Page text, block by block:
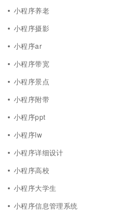
小程序养老
小程序摄影
小程序ar
小程序带宽
小程序景点
小程序附带
小程序ppt
小程序lw
小程序详细设计
小程序高校
小程序大学生
小程序信息管理系统